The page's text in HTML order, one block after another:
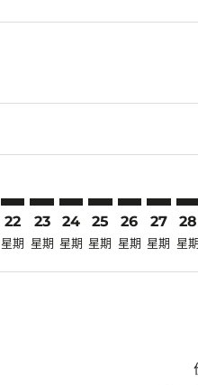
ILO–MAA: cmp-view-offers-
22
星期
ILO–MAA: cmp-view-
23
星期
ILO–MAA: cmp-
24
星期
ILO–MAA:
25
星期
ILO–MAA:
26
星期
27
星期
28
星期